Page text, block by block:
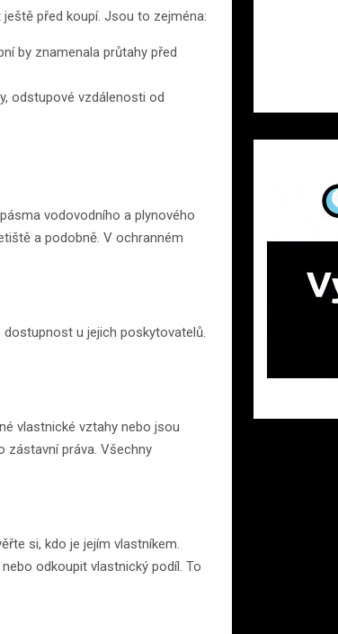
před koupí. Jsou to zejména:
by znamenala průtahy před
odstupové vzdálenosti od
vodovodního a plynového
a podobně. V ochranném
u jejich poskytovatelů.
vlastnické vztahy nebo jsou
zástavní práva. Všechny
si, kdo je jejím vlastníkem.
odkoupit vlastnický podíl. To